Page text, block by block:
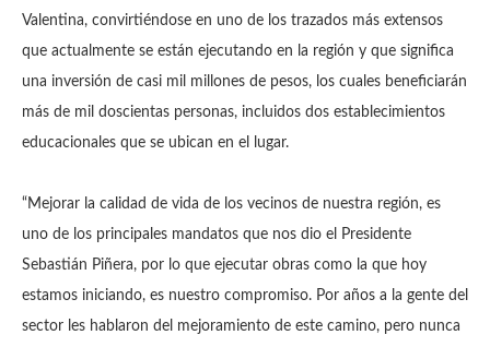
Valentina, convirtiéndose en uno de los trazados más extensos
que actualmente se están ejecutando en la región y que significa
una inversión de casi mil millones de pesos, los cuales beneficiarán
más de mil doscientas personas, incluidos dos establecimientos
educacionales que se ubican en el lugar.
“Mejorar la calidad de vida de los vecinos de nuestra región, es
uno de los principales mandatos que nos dio el Presidente
Sebastián Piñera, por lo que ejecutar obras como la que hoy
estamos iniciando, es nuestro compromiso. Por años a la gente del
sector les hablaron del mejoramiento de este camino, pero nunca